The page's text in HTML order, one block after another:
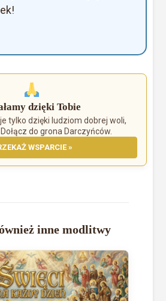
dzięki Tobie
tylko dzięki ludziom dobrej woli,
do grona Darczyńców.
WSPARCIE »
inne modlitwy